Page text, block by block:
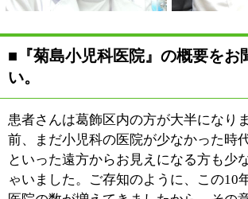
熱しかなくても、ぐったりと
はより注意をして診ていく必要が出てきます。
見極めというものが非常に重要なことであり、子供1人
ひとり、それぞれにとって適正な治療を施していきたい
と考えています。
■最近のお子さんの傾向について、先生のご意
見をお聞かせください。
年間を通しての乾燥肌といった皮膚のトラブルが多いよ
うに思います。それと、便秘症です。大人の生活習慣病
が高血圧や糖尿病だとしたら、子供のそれが乾燥肌や便